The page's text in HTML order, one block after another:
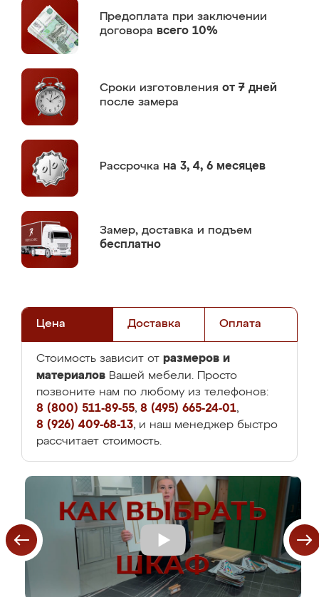
Предоплата при заключении
договора всего 10%
Сроки изготовления от 7 дней
после замера
Рассрочка на 3, 4, 6 месяцев
Замер, доставка и подъем
бесплатно
Цена Доставка Оплата
Стоимость зависит от размеров и
материалов Вашей мебели. Просто
позвоните нам по любому из телефонов:
8 (800) 511-89-55, 8 (495) 665-24-01,
8 (926) 409-68-13, и наш менеджер быстро
рассчитает стоимость.